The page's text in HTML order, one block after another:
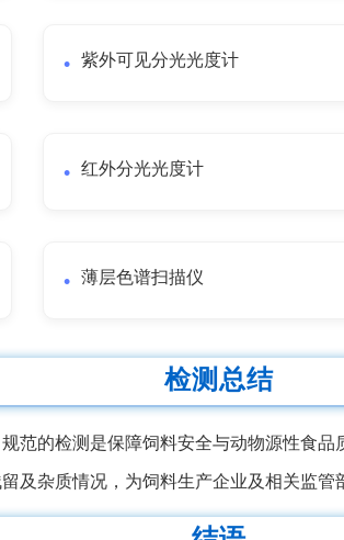
紫外可见分光光度计
红外分光光度计
薄层色谱扫描仪
检测总结
范的检测是保障饲料安全与动物源性食
及杂质情况，为饲料生产企业及相关监